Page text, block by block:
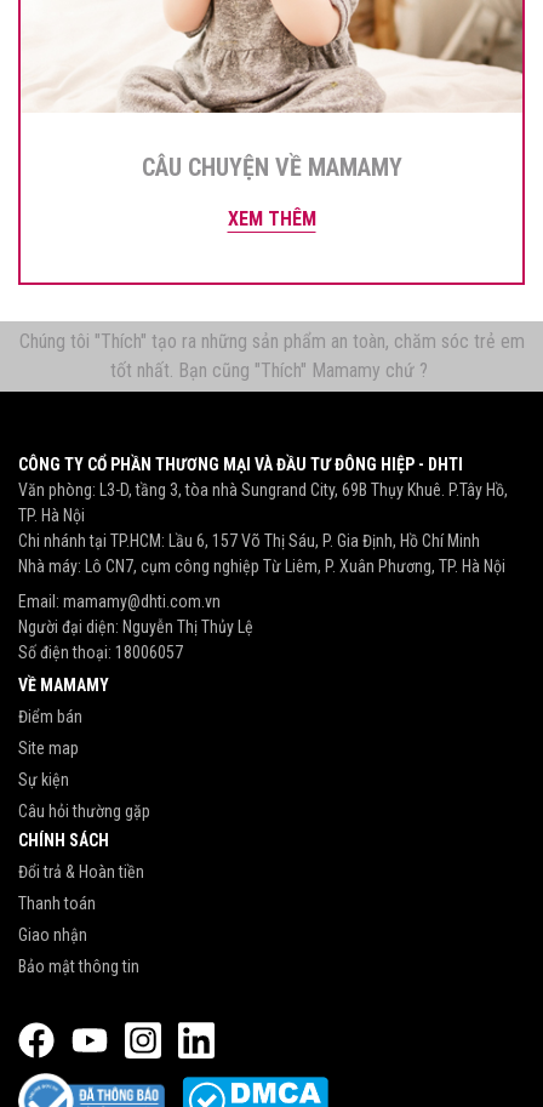
CÂU CHUYỆN VỀ MAMAMY
XEM THÊM
Chúng tôi "Thích" tạo ra những sản phẩm an toàn, chăm sóc trẻ em
tốt nhất. Bạn cũng "Thích" Mamamy chứ ?
CÔNG TY CỔ PHẦN THƯƠNG MẠI VÀ ĐẦU TƯ ĐÔNG HIỆP - DHTI
Văn phòng: L3-D, tầng 3, tòa nhà Sungrand City, 69B Thụy Khuê. P.Tây Hồ,
TP. Hà Nội
Chi nhánh tại TP.HCM: Lầu 6, 157 Võ Thị Sáu, P. Gia Định, Hồ Chí Minh
Nhà máy: Lô CN7, cụm công nghiệp Từ Liêm, P. Xuân Phương, TP. Hà Nội
Email: mamamy@dhti.com.vn
Người đại diện: Nguyễn Thị Thủy Lệ
Số điện thoại: 18006057
VỀ MAMAMY
Điểm bán
Site map
Sự kiện
Câu hỏi thường gặp
CHÍNH SÁCH
Đổi trả & Hoàn tiền
Thanh toán
Giao nhận
Bảo mật thông tin